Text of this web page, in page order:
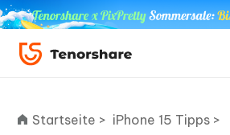
Startseite > iPhone 15 Tipps >